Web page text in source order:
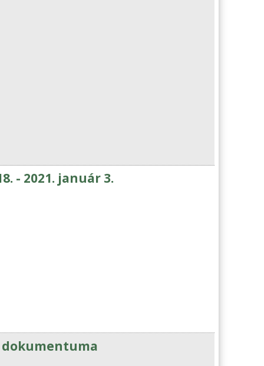
- 2021. január 3.
dokumentuma